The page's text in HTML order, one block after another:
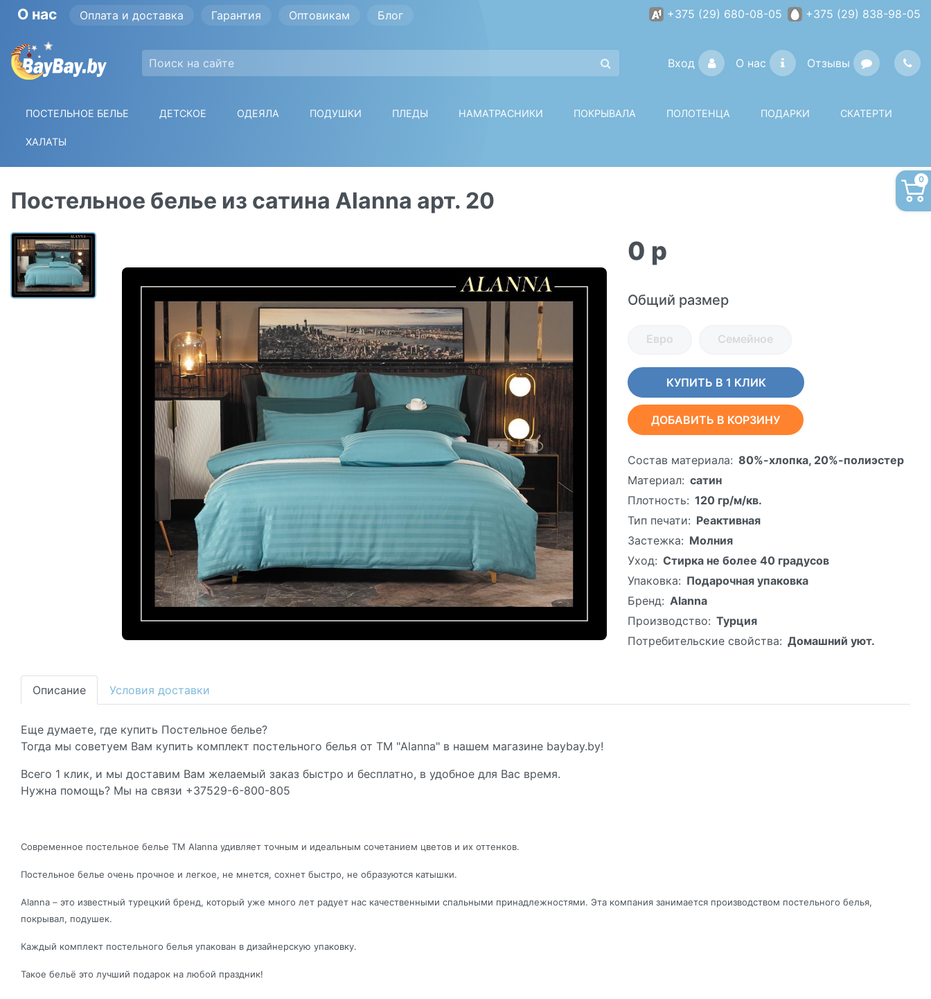
О нас Оплата и доставка Гарантия Оптовикам Блог +375 (29) 680-08-05 +375 (29) 838-98-05
Вход О нас Отзывы
0
ПОСТЕЛЬНОЕ БЕЛЬЕ ДЕТСКОЕ ОДЕЯЛА ПОДУШКИ ПЛЕДЫ НАМАТРАСНИКИ ПОКРЫВАЛА ПОЛОТЕНЦА ПОДАРКИ СКАТЕРТИ
ХАЛАТЫ
Постельное белье из сатина Alanna арт. 20
0 p
Общий размер
Евро Семейное
КУПИТЬ В 1 КЛИК
ДОБАВИТЬ В КОРЗИНУ
Состав материала: 80%-хлопка, 20%-полиэстер
Материал: сатин
Плотность: 120 гр/м/кв.
Тип печати: Реактивная
Застежка: Молния
Уход: Стирка не более 40 градусов
Упаковка: Подарочная упаковка
Бренд: Alanna
Производство: Турция
Потребительские свойства: Домашний уют.
Описание Условия доставки
Еще думаете, где купить Постельное белье?
Тогда мы советуем Вам купить комплект постельного белья от ТМ "Alanna" в нашем магазине baybay.by!
Всего 1 клик, и мы доставим Вам желаемый заказ быстро и бесплатно, в удобное для Вас время.
Нужна помощь? Мы на связи +37529-6-800-805
Современное постельное белье ТМ Alanna удивляет точным и идеальным сочетанием цветов и их оттенков.
Постельное белье очень прочное и легкое, не мнется, сохнет быстро, не образуются катышки.
Alanna – это известный турецкий бренд, который уже много лет радует нас качественными спальными принадлежностями. Эта компания занимается производством постельного белья,
покрывал, подушек.
Каждый комплект постельного белья упакован в дизайнерскую упаковку.
Такое бельё это лучший подарок на любой праздник!